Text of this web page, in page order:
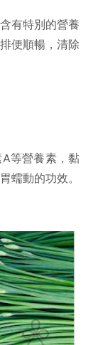
有特別的營養
便順暢，清除
等營養素，黏
蠕動的功效。